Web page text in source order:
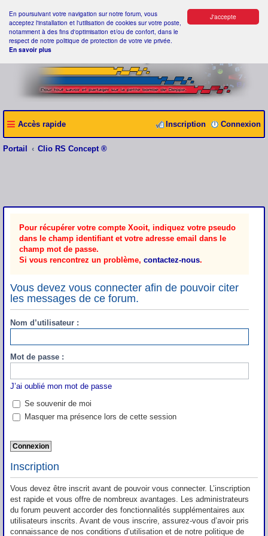
J'accepte
En poursuivant votre navigation sur notre forum, vous
acceptez l'installation et l'utilisation de cookies sur votre poste,
notamment à des fins d'optimisation et/ou de confort, dans le
respect de notre politique de protection de votre vie privée.
En savoir plus
Accès rapide Connexion
Inscription
Portail Clio RS Concept ®
Pour récupérer votre compte Xooit, indiquez votre pseudo
dans le champ identifiant et votre adresse email dans le
champ mot de passe.
Si vous rencontrez un problème, contactez-nous.
Vous devez vous connecter afin de pouvoir citer
les messages de ce forum.
Nom d’utilisateur :
Mot de passe :
J’ai oublié mon mot de passe
Se souvenir de moi
Masquer ma présence lors de cette session
Inscription
Vous devez être inscrit avant de pouvoir vous connecter. L’inscription
est rapide et vous offre de nombreux avantages. Les administrateurs
du forum peuvent accorder des fonctionnalités supplémentaires aux
utilisateurs inscrits. Avant de vous inscrire, assurez-vous d’avoir pris
connaissance de nos conditions d’utilisation et de notre politique de